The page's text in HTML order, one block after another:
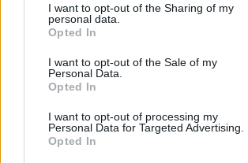
I want to opt-out of the Sharing of my
personal data.
Opted In
I want to opt-out of the Sale of my
Personal Data.
Opted In
I want to opt-out of processing my
Personal Data for Targeted Advertising.
Opted In
Sütibeállítások
Médiatér